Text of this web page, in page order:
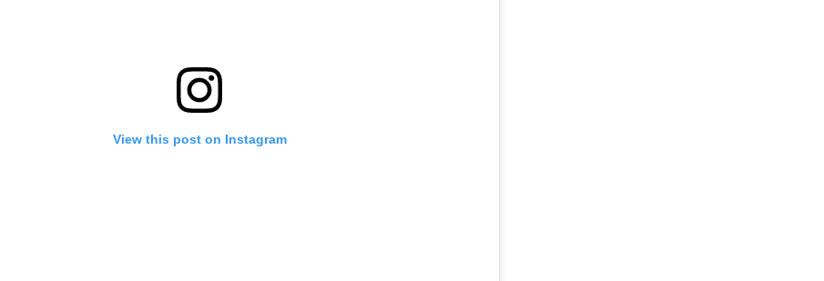
View this post on Instagram